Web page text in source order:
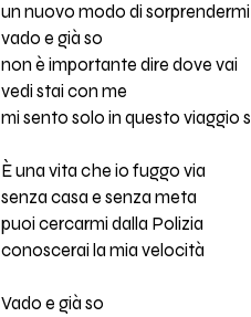
un nuovo modo di sorprendermi
vado e già so
non è importante dire dove vai
vedi stai con me
mi sento solo in questo viaggio
È una vita che io fuggo via
senza casa e senza meta
puoi cercarmi dalla Polizia
conoscerai la mia velocità
Vado e già so